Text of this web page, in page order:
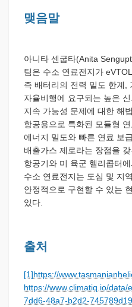
맺음말
아니타 센굽타(Anita
팀은 수소 연료전지가
즉 배터리의 전력 밀도 한계,
자율비행에 요구되는 높은
지속 가능성 문제에 대한 해
항공용으로 특화된 모듈형
에너지 밀도와 빠른 연료 보
배출가스 제로라는 장점을
항공기와 미 육군 헬리콥터
수소 연료전지는 도심 및 지
안정적으로 구현할 수 있는
있다.
출처
[1]https://
https://www.climatiq.io/
7dd6-48a7-b2d2-